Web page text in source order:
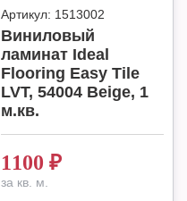
Артикул: 1513002
Виниловый
ламинат Ideal
Flooring Easy Tile
LVT, 54004 Beige, 1
м.кв.
1100 ₽
за кв. м.